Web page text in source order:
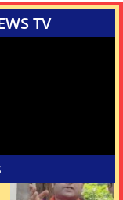
TV